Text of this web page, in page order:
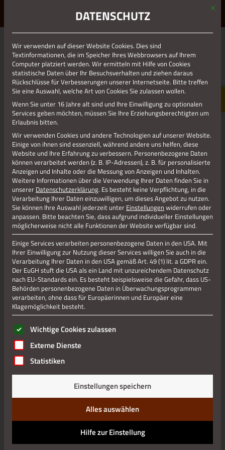
ERLEBE STOLBERG.ERLEBE DICH.
01.01.1970
C:DOKUMENTE UND
EINSTELLUNGENRALPHDESKTOP€7-
12-09_10-41-40.
Jetzt teilen
Jetzt teilen
Datenschutz
Mit
DATENSCHUTZ
Wir verwenden auf dieser Website Cookies. Dies sind
Textinformationen, die im Speicher Ihres Webbrowsers auf Ihrem
Computer platziert werden. Wir ermitteln mit Hilfe von Cookies
statistische Daten über Ihr Besuchsverhalten und ziehen daraus
Rückschlüsse für Verbesserungen unserer Internetseite. Bitte treffen
Sie eine Auswahl, welche Art von Cookies Sie zulassen wollen.
Wenn Sie unter 16 Jahre alt sind und Ihre Einwilligung zu optionalen
Services geben möchten, müssen Sie Ihre Erziehungsberechtigten um
Erlaubnis bitten.
Wir verwenden Cookies und andere Technologien auf unserer Website.
Einige von ihnen sind essenziell, während andere uns helfen, diese
Website und Ihre Erfahrung zu verbessern. Personenbezogene Daten
können verarbeitet werden (z. B. IP-Adressen), z. B. für personalisierte
Anzeigen und Inhalte oder die Messung von Anzeigen und Inhalten.
Weitere Informationen über die Verwendung Ihrer Daten finden Sie in
unserer Datenschutzerklärung. Es besteht keine Verpflichtung, in die
Verarbeitung Ihrer Daten einzuwilligen, um dieses Angebot zu nutzen.
Sie können Ihre Auswahl jederzeit unter Einstellungen widerrufen oder
anpassen. Bitte beachten Sie, dass aufgrund individueller Einstellungen
möglicherweise nicht alle Funktionen der Website verfügbar sind.
Einige Services verarbeiten personenbezogene Daten in den USA. Mit
Ihrer Einwilligung zur Nutzung dieser Services willigen Sie auch in die
Verarbeitung Ihrer Daten in den USA gemäß Art. 49 (1) lit. a GDPR ein.
Der EuGH stuft die USA als ein Land mit unzureichendem Datenschutz
nach EU-Standards ein. Es besteht beispielsweise die Gefahr, dass US-
Behörden personenbezogene Daten in Überwachungsprogrammen
verarbeiten, ohne dass für Europäerinnen und Europäer eine
Klagemöglichkeit besteht.
Es folgt eine Liste der Service-Gruppen, für die eine
Wichtige Cookies zulassen
Externe Dienste
Statistiken
Einstellungen speichern
Alles auswählen
Hilfe zur Einstellung